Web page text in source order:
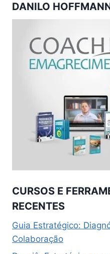
DANILO
CURSOS E
RECENTES
Guia Estratégico:
Colaboração